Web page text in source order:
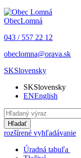
ObecLomná
043 / 557 22 12
obeclomna@orava.sk
SKSlovensky
SKSlovensky
ENEnglish
Hľadať
rozšírené vyhľadávanie
Úradná tabuľa